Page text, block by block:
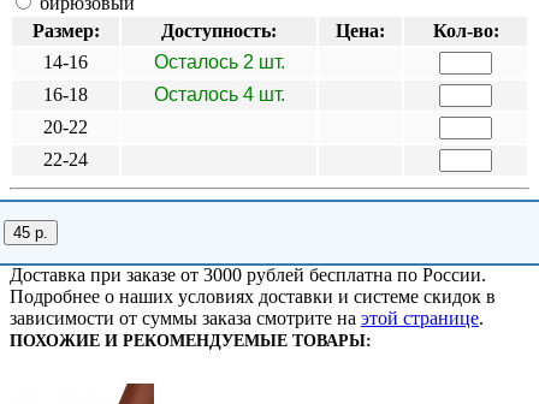
Размер:
Доступность: Цена:
Кол-во:
14-16
Осталось 2 шт.
16-18
Осталось 4 шт.
20-22
22-24
45 р.
Доставка при заказе от 3000 рублей бесплатна по России.
Подробнее о наших условиях доставки и системе скидок в
зависимости от суммы заказа смотрите на этой странице.
ПОХОЖИЕ И РЕКОМЕНДУЕМЫЕ ТОВАРЫ: